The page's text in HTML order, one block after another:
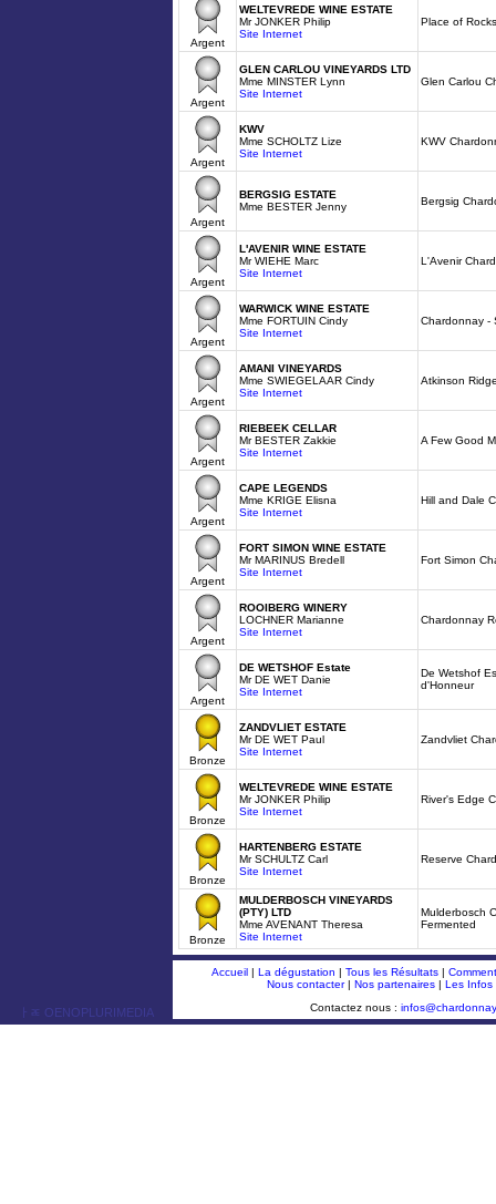
Argent
WELTEVREDE WINE ESTATE
Mr JONKER Philip
Site Internet
Place of
Argent
GLEN CARLOU VINEYARDS LTD
Mme MINSTER Lynn
Site Internet
Glen Carlou
Argent
KWV
Mme SCHOLTZ Lize
Site Internet
KWV
Argent
BERGSIG ESTATE
Mme BESTER Jenny
Bergsig
Argent
L'AVENIR WINE ESTATE
Mr WIEHE Marc
Site Internet
L'Avenir
Argent
WARWICK WINE ESTATE
Mme FORTUIN Cindy
Site Internet
Chardonnay -
Argent
AMANI VINEYARDS
Mme SWIEGELAAR Cindy
Site Internet
Atkinson
Argent
RIEBEEK CELLAR
Mr BESTER Zakkie
Site Internet
A Few Good
Argent
CAPE LEGENDS
Mme KRIGE Elisna
Site Internet
Hill and Dale
Argent
FORT SIMON WINE ESTATE
Mr MARINUS Bredell
Site Internet
Fort Simon
Argent
ROOIBERG WINERY
LOCHNER Marianne
Site Internet
Chardonnay
Argent
DE WETSHOF Estate
Mr DE WET Danie
Site Internet
De Wetshof
d'Honneur
Bronze
ZANDVLIET ESTATE
Mr DE WET Paul
Site Internet
Zandvliet
Bronze
WELTEVREDE WINE ESTATE
Mr JONKER Philip
Site Internet
River's Edge
Bronze
HARTENBERG ESTATE
Mr SCHULTZ Carl
Site Internet
Reserve
Bronze
MULDERBOSCH VINEYARDS
(PTY) LTD
Mme AVENANT Theresa
Site Internet
Mulderbosch
Fermented
ￂﾮ OENOPLURIMEDIA
Accueil| La dégustation | Tous les Résultats|
Nous contacter| Nos partenaires| Les Infos
Contactez nous :